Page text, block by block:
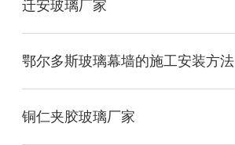
迁安玻璃厂家
鄂尔多斯玻璃幕墙的施工安装方法
铜仁夹胶玻璃厂家